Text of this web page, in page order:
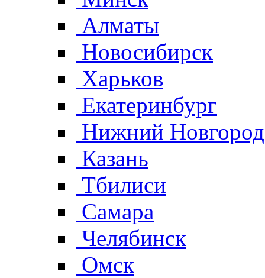
Алматы
Новосибирск
Харьков
Екатеринбург
Нижний Новгород
Казань
Тбилиси
Самара
Челябинск
Омск